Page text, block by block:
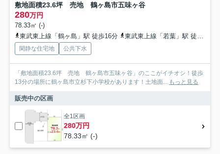
敷地面積23.6坪 売地 鶴ヶ島市五味ヶ谷
280万円
78.33㎡ (-)
東武東上線「鶴ヶ島」駅 徒歩16分
東武東上線「若葉」駅 徒歩24分
閑静な住宅地 公共下水
「敷地面積23.6坪 売地 鶴ヶ島市五味ヶ谷」のここがイチオシ！徒歩
13分の場所に鶴ヶ島市立杉下小学校があります！土地面...
もっと見る
販売中の区画
全1区画
280万円
78.33㎡ (-)